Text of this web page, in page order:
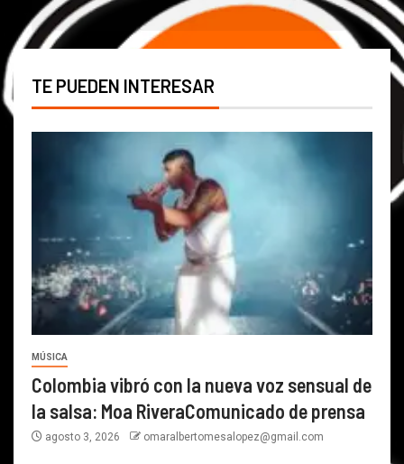
TE PUEDEN INTERESAR
MÚSICA
Colombia vibró con la nueva voz sensual de
la salsa: Moa RiveraComunicado de prensa
agosto 3, 2026 omaralbertomesalopez@gmail.com